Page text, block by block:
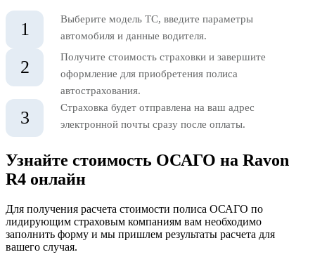
1
Выберите модель ТС, введите параметры
автомобиля и данные водителя.
2
Получите стоимость страховки и завершите
оформление для приобретения полиса
автострахования.
3
Страховка будет отправлена на ваш адрес
электронной почты сразу после оплаты.
Узнайте стоимость ОСАГО на Ravon
R4 онлайн
Для получения расчета стоимости полиса ОСАГО по
лидирующим страховым компаниям вам необходимо
заполнить форму и мы пришлем результаты расчета для
вашего случая.